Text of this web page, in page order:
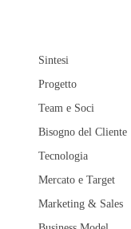
Sintesi
Progetto
Team e Soci
Bisogno del Cliente
Tecnologia
Mercato e Target
Marketing & Sales